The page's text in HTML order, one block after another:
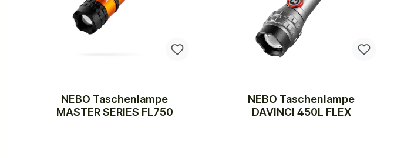
NEBO Taschenlampe
MASTER SERIES FL750
NEBO Taschenlampe
DAVINCI 450L FLEX